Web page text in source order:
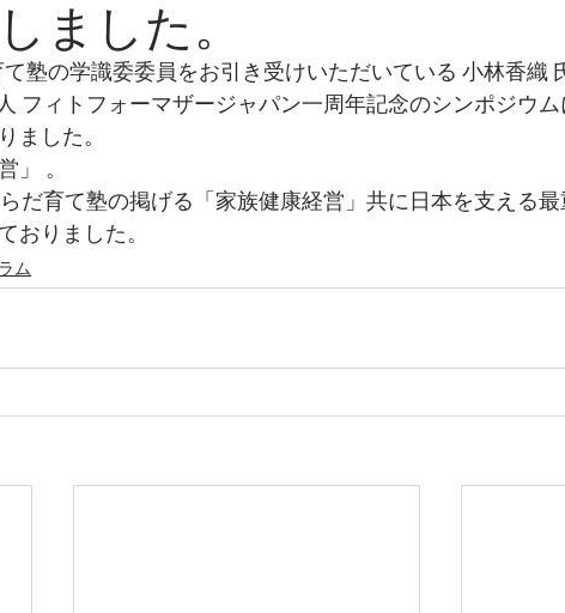
ました。
フィトフォーマザージャパン一周年記念のシンポジウ
ました。
」 。
だ育て塾の掲げる「家族健康経営」共に日本を支える
おりました。
ム